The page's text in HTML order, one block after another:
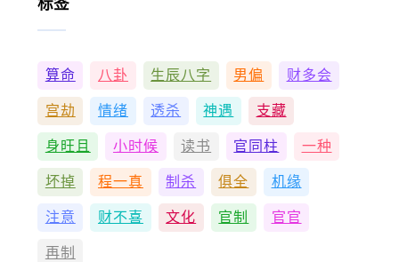
标签
算命 八卦 生辰八字 男偏 财多会
宫劫 情绪 透杀 神遇 支藏
身旺且 小时候 读书 官同柱 一种
坏掉 程一真 制杀 俱全 机缘
注意 财不喜 文化 官制 官官
再制